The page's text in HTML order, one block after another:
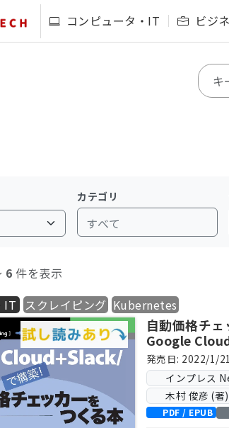
コンピュータ・IT ビジ
カテゴリ
すべて
6 件を表示
IT
スクレイピング Kubernetes
自動価格チ
Google
構築！
発売日: 2022/1/21
インプレス
木村 俊彦 (著)
PDF / EPUB